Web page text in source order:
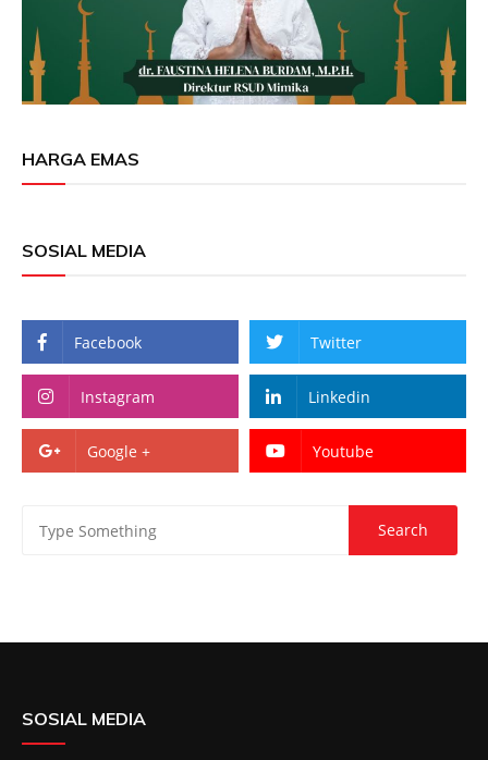
HARGA EMAS
SOSIAL MEDIA
Facebook Twitter
Instagram Linkedin
Google + Youtube
SOSIAL MEDIA